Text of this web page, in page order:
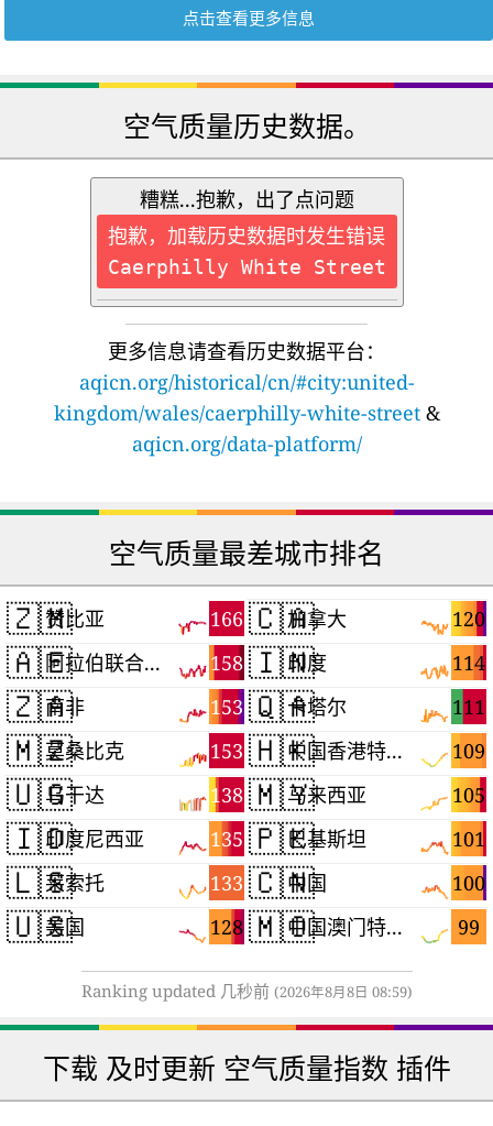
点击查看更多信息
空气质量历史数据。
糟糕...抱歉，出了点问题
抱歉，加载历史数据时发生错误
Caerphilly White Street
更多信息请查看历史数据平台：
aqicn.org/historical/cn/#city:united-
kingdom/wales/caerphilly-white-street&
aqicn.org/data-platform/
空气质量最差城市排名
🇿🇲 166
赞比亚
🇦🇪 158
阿拉伯联合酋长国
🇿🇦 153
南非
🇲🇿 153
莫桑比克
🇺🇬 138
乌干达
🇮🇩 135
印度尼西亚
🇱🇸 133
莱索托
🇺🇸 128
美国
🇨🇦 120
加拿大
🇮🇳 114
印度
🇶🇦 111
卡塔尔
🇭🇰 109
中国香港特别行政区
🇲🇾 105
马来西亚
🇵🇰 101
巴基斯坦
🇨🇳 100
中国
🇲🇴 99
中国澳门特别行政区
Ranking updated 几秒前 (2026年8月8日 08:59)
下载 及时更新 空气质量指数 插件